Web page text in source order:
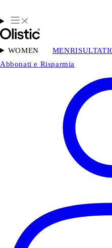
WOMEN MENRISULTATI
Abbonati e Risparmia